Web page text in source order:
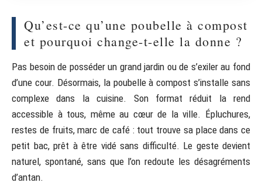
Qu’est-ce qu’une poubelle à compost
et pourquoi change-t-elle la donne ?
Pas besoin de posséder un grand jardin ou de s’exiler au fond
d’une cour. Désormais, la poubelle à compost s’installe sans
complexe dans la cuisine. Son format réduit la rend
accessible à tous, même au cœur de la ville. Épluchures,
restes de fruits, marc de café : tout trouve sa place dans ce
petit bac, prêt à être vidé sans difficulté. Le geste devient
naturel, spontané, sans que l’on redoute les désagréments
d’antan.